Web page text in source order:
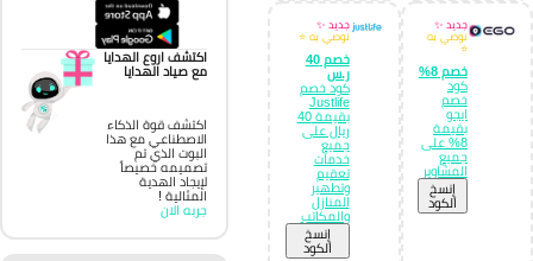
جديد ✨
نوصي به
خصم 8%
كود
خصم
ايجو
بقيمة
8% على
جميع
المشاوير
إِنسخ
الكود
جديد ✨
نوصي به ⭐
خصم 40
ر.س
كود خصم
Justlife
بقيمة 40
ريال على
جميع
خدمات
تعقيم
وتطهير
المنازل
والمكاتب
إِنسخ
الكود
اكتشف اروع الهدايا
مع صياد الهدايا
اكتشف قوة الذكاء
الاصطناعي مع هذا
البوت الذي تم
تصميمه خصيصاً
لإيجاد الهدية
المثالية !
جربه الان